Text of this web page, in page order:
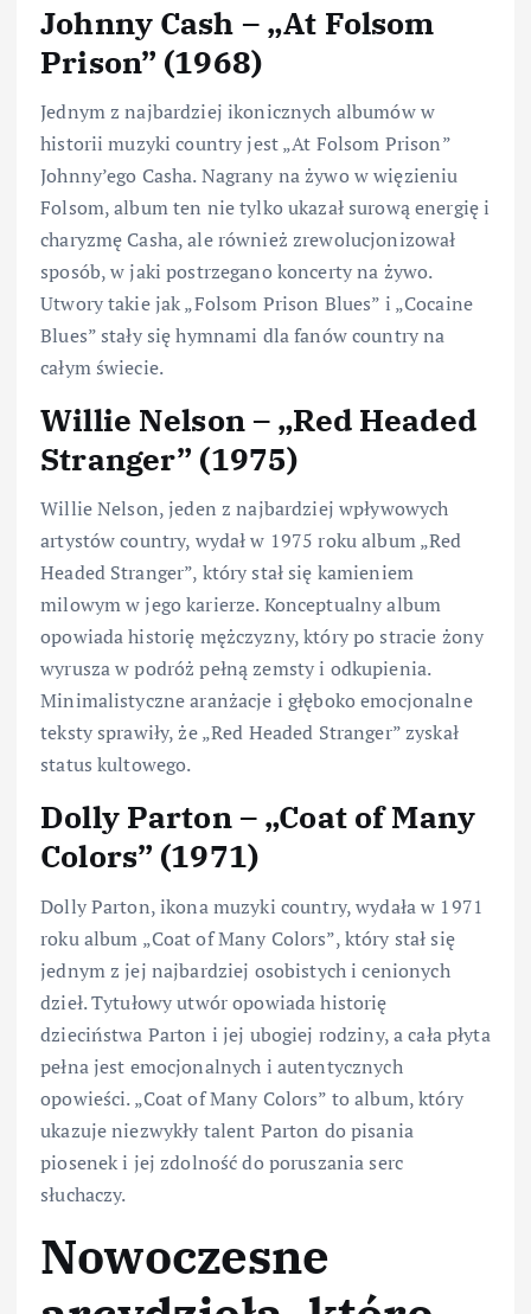
Johnny Cash – „At Folsom
Prison” (1968)
Jednym z najbardziej ikonicznych albumów w
historii muzyki country jest „At Folsom Prison”
Johnny’ego Casha. Nagrany na żywo w więzieniu
Folsom, album ten nie tylko ukazał surową energię i
charyzmę Casha, ale również zrewolucjonizował
sposób, w jaki postrzegano koncerty na żywo.
Utwory takie jak „Folsom Prison Blues” i „Cocaine
Blues” stały się hymnami dla fanów country na
całym świecie.
Willie Nelson – „Red Headed
Stranger” (1975)
Willie Nelson, jeden z najbardziej wpływowych
artystów country, wydał w 1975 roku album „Red
Headed Stranger”, który stał się kamieniem
milowym w jego karierze. Konceptualny album
opowiada historię mężczyzny, który po stracie żony
wyrusza w podróż pełną zemsty i odkupienia.
Minimalistyczne aranżacje i głęboko emocjonalne
teksty sprawiły, że „Red Headed Stranger” zyskał
status kultowego.
Dolly Parton – „Coat of Many
Colors” (1971)
Dolly Parton, ikona muzyki country, wydała w 1971
roku album „Coat of Many Colors”, który stał się
jednym z jej najbardziej osobistych i cenionych
dzieł. Tytułowy utwór opowiada historię
dzieciństwa Parton i jej ubogiej rodziny, a cała płyta
pełna jest emocjonalnych i autentycznych
opowieści. „Coat of Many Colors” to album, który
ukazuje niezwykły talent Parton do pisania
piosenek i jej zdolność do poruszania serc
słuchaczy.
Nowoczesne